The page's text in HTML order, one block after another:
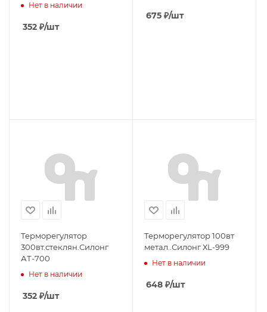
Нет в наличии
352 ₽/шт
675 ₽/шт
Терморегулятор
300вт.стеклян.Силонг
АТ-700
Нет в наличии
352 ₽/шт
Терморегулятор 100вт
метал..Силонг ХL-999
Нет в наличии
648 ₽/шт